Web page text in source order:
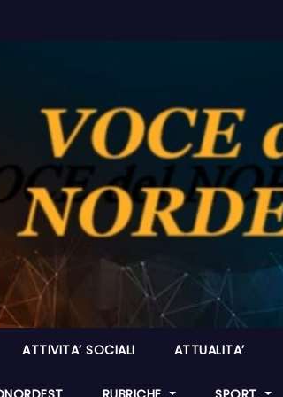
ATTIVITA’ SOCIALI ATTUALITA’